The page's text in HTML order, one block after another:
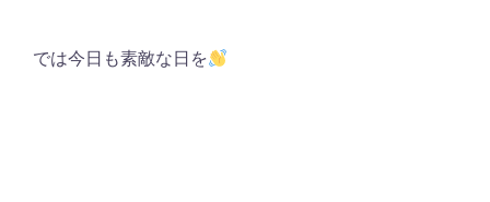
では今日も素敵な日を